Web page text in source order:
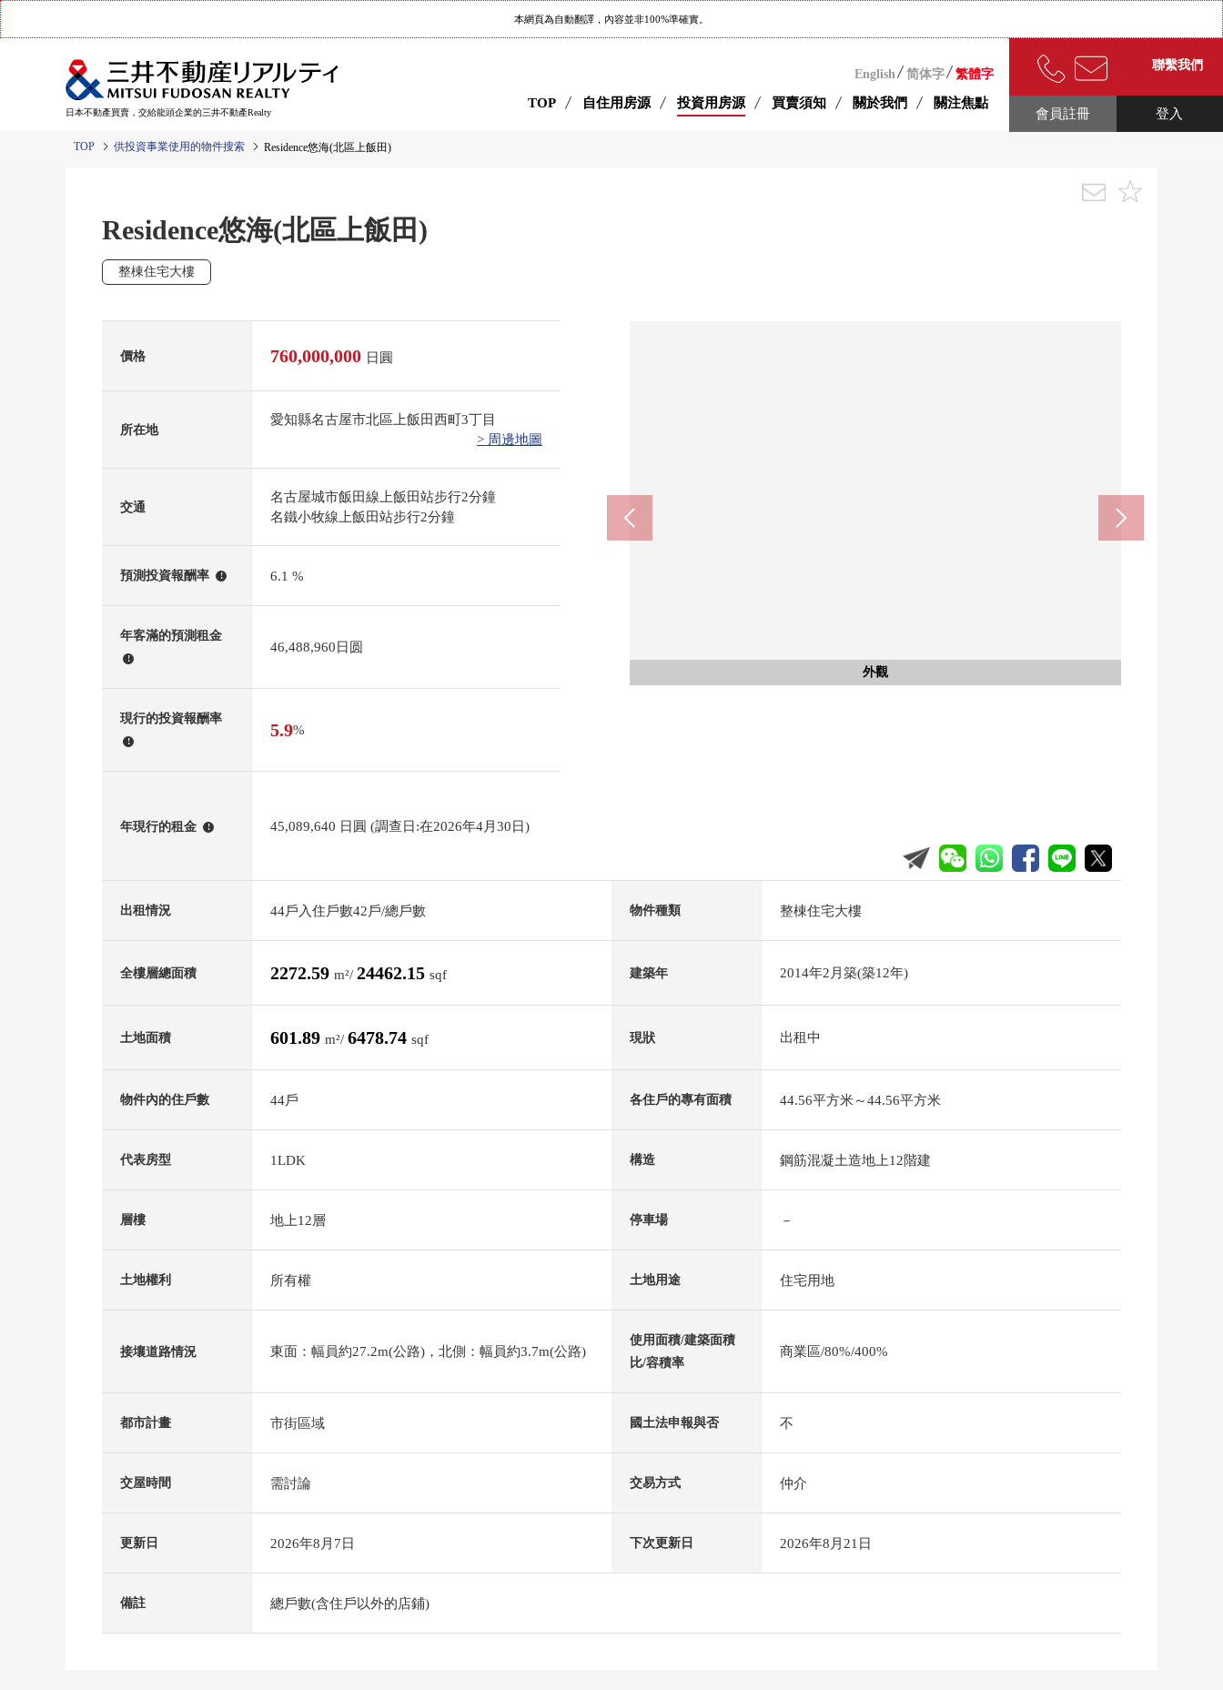
本網頁為自動翻譯，內容並非100%準確實。
日本不動產買賣，交給龍頭企業的三井不動產Realty
English 简体字 繁體字
TOP 自住用房源 投資用房源 買賣須知 關於我們 關注焦點
聯繫我們
登入
會員註冊
TOP 供投資事業使用的物件搜索 Residence悠海(北區上飯田)
Residence悠海(北區上飯田)
整棟住宅大樓
外觀
入口
停車場
外觀
價格 760,000,000 日圓
所在地
愛知縣名古屋市北區上飯田西町3丁目
> 周邊地圖
交通
名古屋城市飯田線上飯田站步行2分鐘
名鐵小牧線上飯田站步行2分鐘
預測投資報酬率 ! 6.1 %
年客滿的預測租金
!
46,488,960日圆
現行的投資報酬率
!
5.9%
年現行的租金 ! 45,089,640 日圓 (調查日:在2026年4月30日)
出租情況 44戶入住戶數42戶/總戶數 物件種類 整棟住宅大樓
全樓層總面積 2272.59 m²/ 24462.15 sqf 建築年 2014年2月築(築12年)
土地面積 601.89 m²/ 6478.74 sqf 現狀 出租中
物件內的住戶數 44戶 各住戶的專有面積 44.56平方米～44.56平方米
代表房型 1LDK 構造 鋼筋混凝土造地上12階建
層樓 地上12層 停車場 －
土地權利 所有權 土地用途 住宅用地
接壤道路情況 東面：幅員約27.2m(公路)，北側：幅員約3.7m(公路)
使用面積/建築面積
比/容積率
商業區/80%/400%
都市計畫 市街區域 國土法申報與否 不
交屋時間 需討論 交易方式 仲介
更新日 2026年8月7日 下次更新日 2026年8月21日
備註 總戶數(含住戶以外的店鋪)